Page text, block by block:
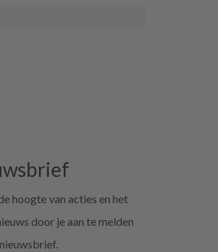
hoogte van acties en het
door je aan te melden